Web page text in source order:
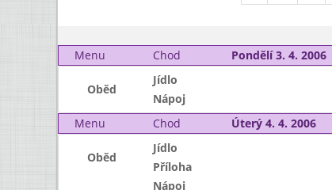
Menu
Chod Pondělí 3. 4. 2006
Oběd
Jídlo
Nápoj
Menu
Chod Úterý 4. 4. 2006
Oběd
Jídlo
Příloha
Nápoj